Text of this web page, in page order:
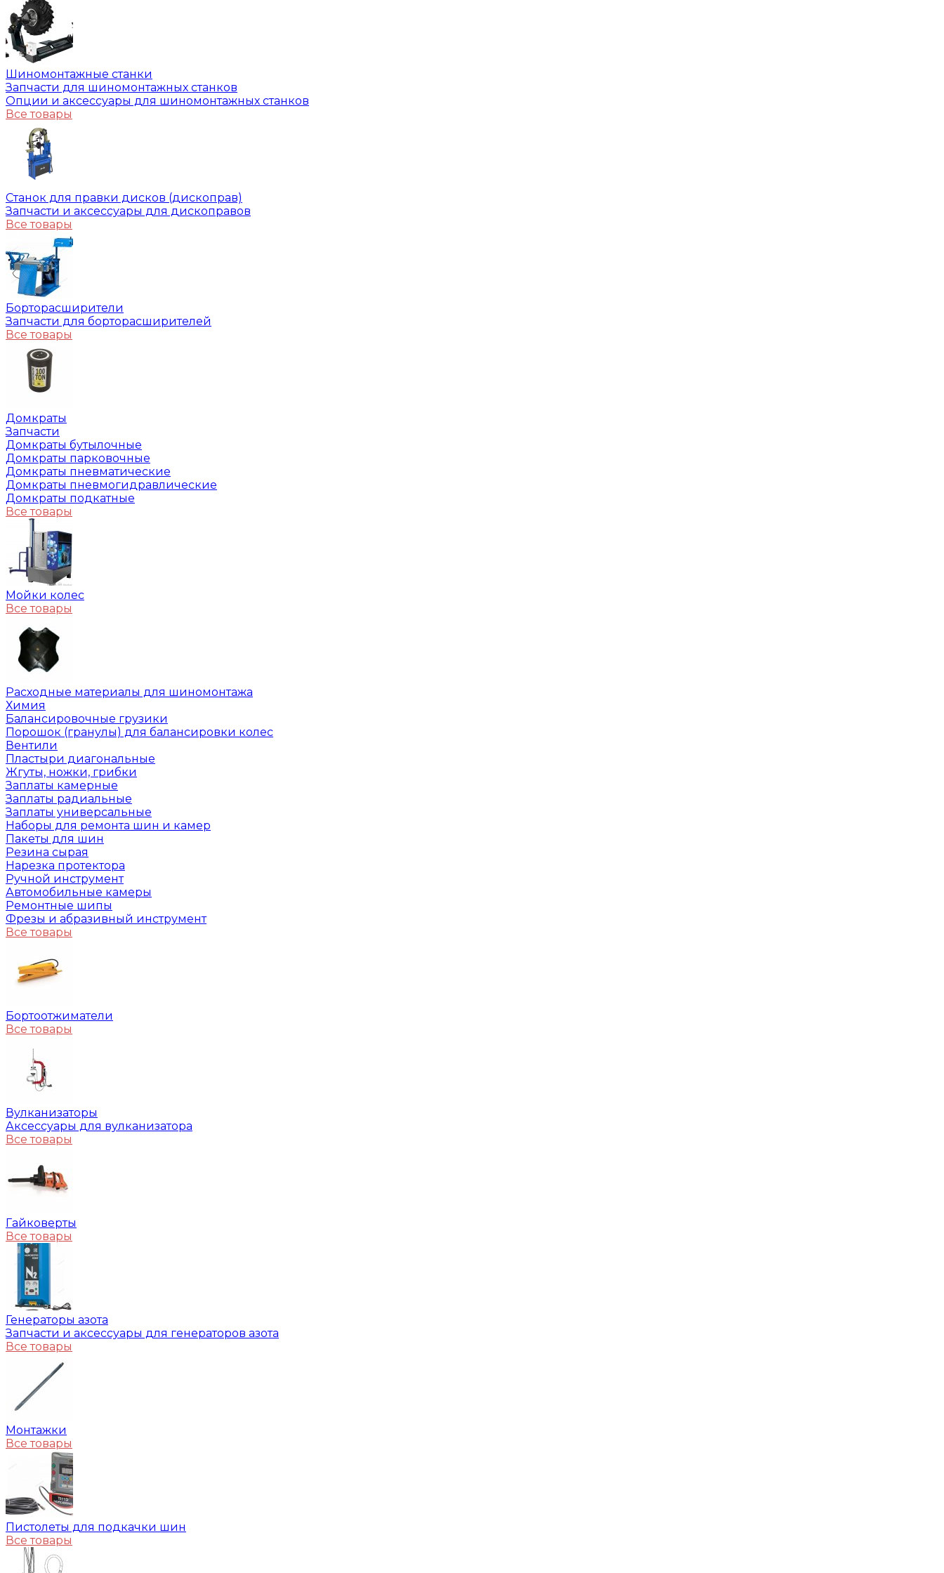
Шиномонтажные станки
Запчасти для шиномонтажных станков
Опции и аксессуары для шиномонтажных станков
Все товары
Станок для правки дисков (дископрав)
Запчасти и аксессуары для дископравов
Все товары
Борторасширители
Запчасти для борторасширителей
Все товары
Домкраты
Запчасти
Домкраты бутылочные
Домкраты парковочные
Домкраты пневматические
Домкраты пневмогидравлические
Домкраты подкатные
Все товары
Мойки колес
Все товары
Расходные материалы для шиномонтажа
Химия
Балансировочные грузики
Порошок (гранулы) для балансировки колес
Вентили
Пластыри диагональные
Жгуты, ножки, грибки
Заплаты камерные
Заплаты радиальные
Заплаты универсальные
Наборы для ремонта шин и камер
Пакеты для шин
Резина сырая
Нарезка протектора
Ручной инструмент
Автомобильные камеры
Ремонтные шипы
Фрезы и абразивный инструмент
Все товары
Бортоотжиматели
Все товары
Вулканизаторы
Аксессуары для вулканизатора
Все товары
Гайковерты
Все товары
Генераторы азота
Запчасти и аксессуары для генераторов азота
Все товары
Монтажки
Все товары
Пистолеты для подкачки шин
Все товары